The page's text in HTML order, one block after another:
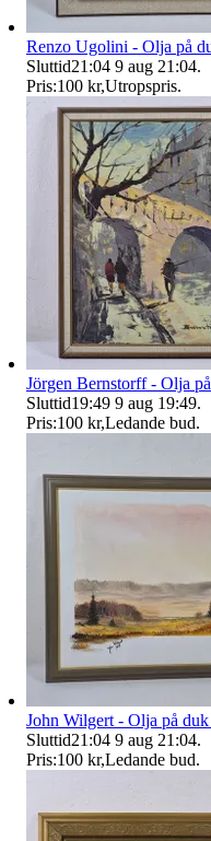
Renzo Ugolini - Olja på
Sluttid21:04 9 aug 21:04.
Pris:100 kr,Utropspris.
Jörgen Bernstorff - Olja
Sluttid19:49 9 aug 19:49.
Pris:100 kr,Ledande bud.
John Wilgert - Olja på
Sluttid21:04 9 aug 21:04.
Pris:100 kr,Ledande bud.